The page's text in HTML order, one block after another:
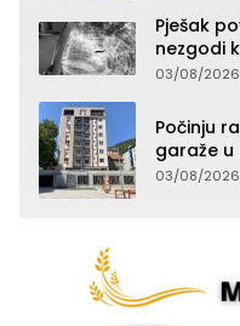
Pješak
nezgodi
03/08/2026
Počinju
garaže u
03/08/2026